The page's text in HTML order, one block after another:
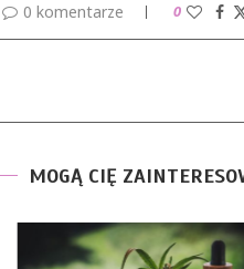
0 komentarze 0
MOGĄ CIĘ